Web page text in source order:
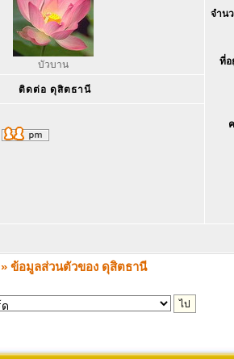
บัวบาน
จำน
ที่อ
ติดต่อ ดุสิตธานี
» ข้อมูลส่วนตัวของ ดุสิตธานี